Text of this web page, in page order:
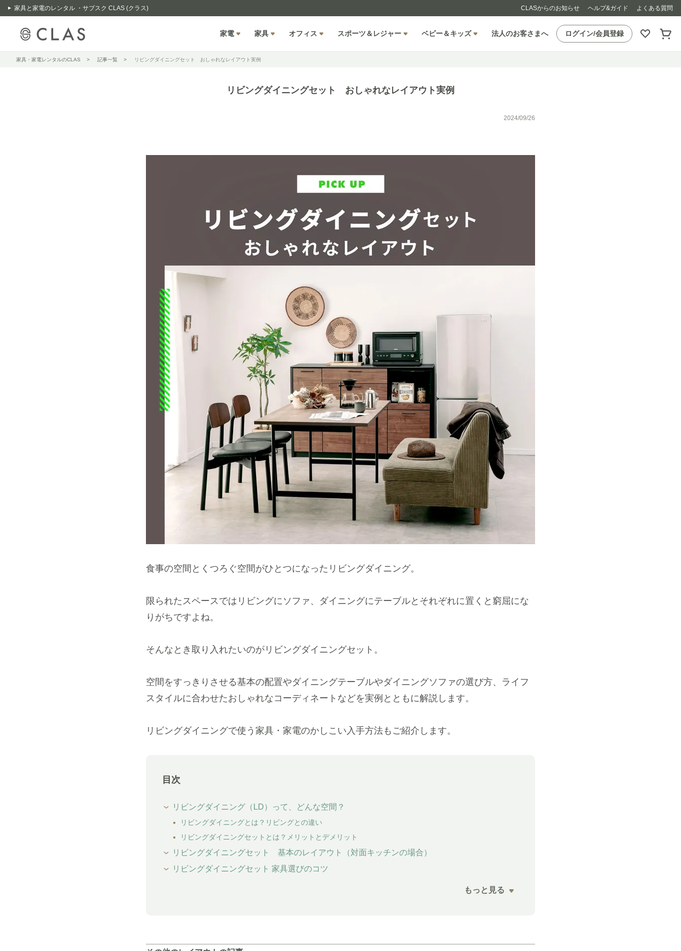
家具と家電のレンタル ・サブスク CLAS (クラス) CLASからのお知らせ ヘルプ&ガイド よくある質問
家電 家具 オフィス スポーツ＆レジャー ベビー＆キッズ 法人のお客さまへ ログイン/会員登録
家具・家電レンタルのCLAS 記事一覧 リビングダイニングセット おしゃれなレイアウト実例
リビングダイニングセット おしゃれなレイアウト実例
2024/09/26
食事の空間とくつろぐ空間がひとつになったリビングダイニング。
限られたスペースではリビングにソファ、ダイニングにテーブルとそれぞれに置くと窮屈にな
りがちですよね。
そんなとき取り入れたいのがリビングダイニングセット。
空間をすっきりさせる基本の配置やダイニングテーブルやダイニングソファの選び方、ライフ
スタイルに合わせたおしゃれなコーディネートなどを実例とともに解説します。
リビングダイニングで使う家具・家電のかしこい入手方法もご紹介します。
目次
リビングダイニング（LD）って、どんな空間？
リビングダイニングとは？リビングとの違い
リビングダイニングセットとは？メリットとデメリット
リビングダイニングセット 基本のレイアウト（対面キッチンの場合）
リビングダイニングセット 家具選びのコツ
もっと見る